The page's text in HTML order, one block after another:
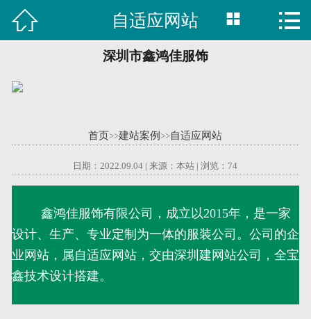
 首页
行业资讯
联系我们
域名查询
 自适应网站  
深圳市鑫鸿佳服饰
首页>>建站案例>>自适应网站
日期：2022.09.04 | 来源：本站 | 浏览： 74
鑫鸿佳服饰有限公司，成立以2015年，是一家
设计、生产、专业定制为一体的服装公司。公司的企
业网站，属自适应网站，交由深圳建网站公司，全宝
鑫技术设计搭建。